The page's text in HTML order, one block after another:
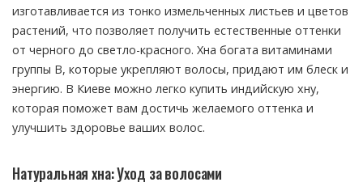
изготавливается из тонко измельченных листьев и цветов
растений, что позволяет получить естественные оттенки
от черного до светло-красного. Хна богата витаминами
группы B, которые укрепляют волосы, придают им блеск и
энергию. В Киеве можно легко купить индийскую хну,
которая поможет вам достичь желаемого оттенка и
улучшить здоровье ваших волос.
Натуральная хна: Уход за волосами